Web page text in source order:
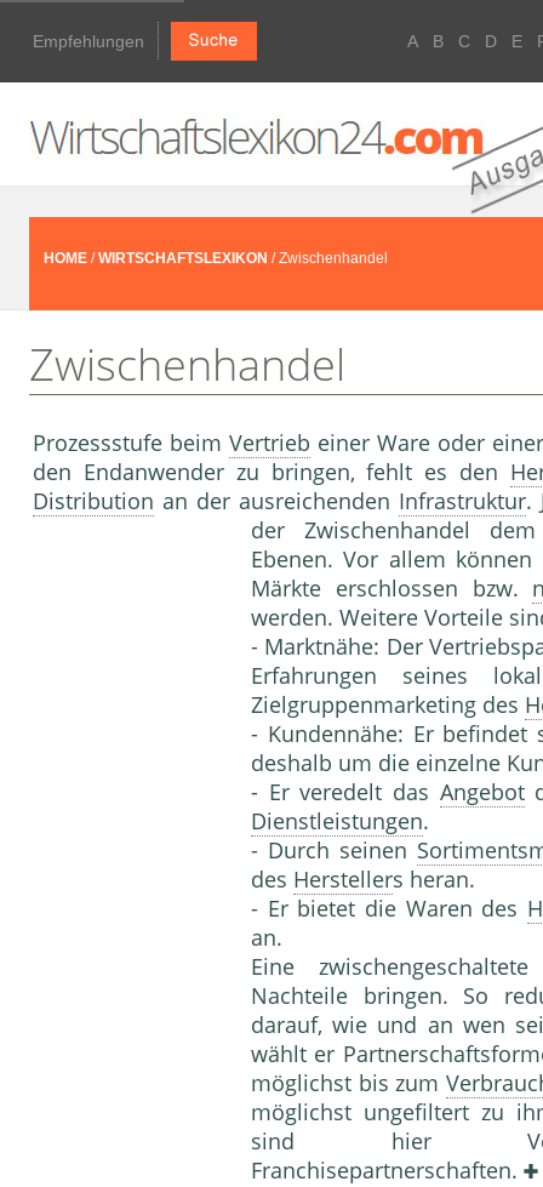
Empfehlungen A B C D E
HOME /WIRTSCHAFTSLEXIKON / Zwischenhandel
Zwischenhandel
Prozessstufe beim Vertrieb einer Ware oder
den Endanwender zu bringen, fehlt es den
Distribution an der ausreichenden Infrastruktur.
der Zwischenhandel
Ebenen. Vor allem
Märkte erschlossen bzw.
werden. Weitere Vorteile
- Marktnähe: Der
Erfahrungen seines
Zielgruppenmarketing des
- Kundennähe: Er
deshalb um die einzelne
- Er veredelt das Angebot
Dienstleistungen.
- Durch seinen
des Herstellers heran.
- Er bietet die Waren des
an.
Eine
Nachteile bringen. So
darauf, wie und an wen
wählt er
möglichst bis zum
möglichst ungefiltert zu
sind hier
Franchisepartnerschaften.